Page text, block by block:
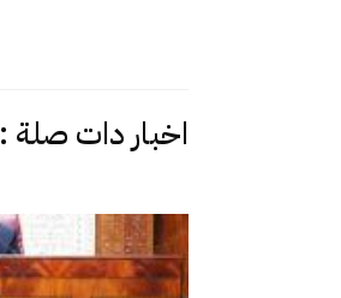
اخبار دات صلة :